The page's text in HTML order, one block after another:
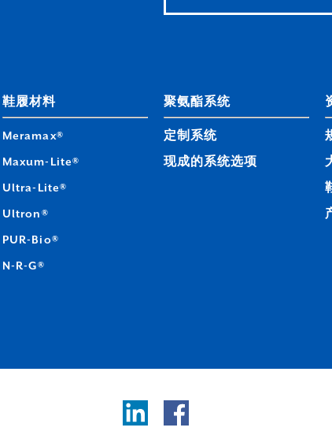
鞋履材料
Meramax®
Maxum-Lite®
Ultra-Lite®
Ultron®
PUR-Bio®
N-R-G®
聚氨酯系统
定制系统
现成的系统选项